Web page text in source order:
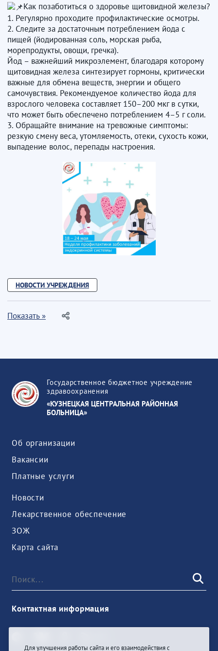
Как позаботиться о здоровье щитовидной железы?
1. Регулярно проходите профилактические осмотры.
2. Следите за достаточным потреблением йода с
пищей (йодированная соль, морская рыба,
морепродукты, овощи, гречка).
Йод – важнейший микроэлемент, благодаря которому
щитовидная железа синтезирует гормоны, критически
важные для обмена веществ, энергии и общего
самочувствия. Рекомендуемое количество йода для
взрослого человека составляет 150–200 мкг в сутки,
что может быть обеспечено потреблением 4–5 г соли.
3. Обращайте внимание на тревожные симптомы:
резкую смену веса, утомляемость, отеки, сухость кожи,
выпадение волос, перепады настроения.
НОВОСТИ УЧРЕЖДЕНИЯ
Показать »
Государственное бюджетное учреждение
здравоохранения
«КУЗНЕЦКАЯ ЦЕНТРАЛЬНАЯ РАЙОННАЯ
БОЛЬНИЦА»
Об организации
Вакансии
Платные услуги
Новости
Лекарственное обеспечение
ЗОЖ
Карта сайта
Контактная информация
Для улучшения работы сайта и его взаимодействия с